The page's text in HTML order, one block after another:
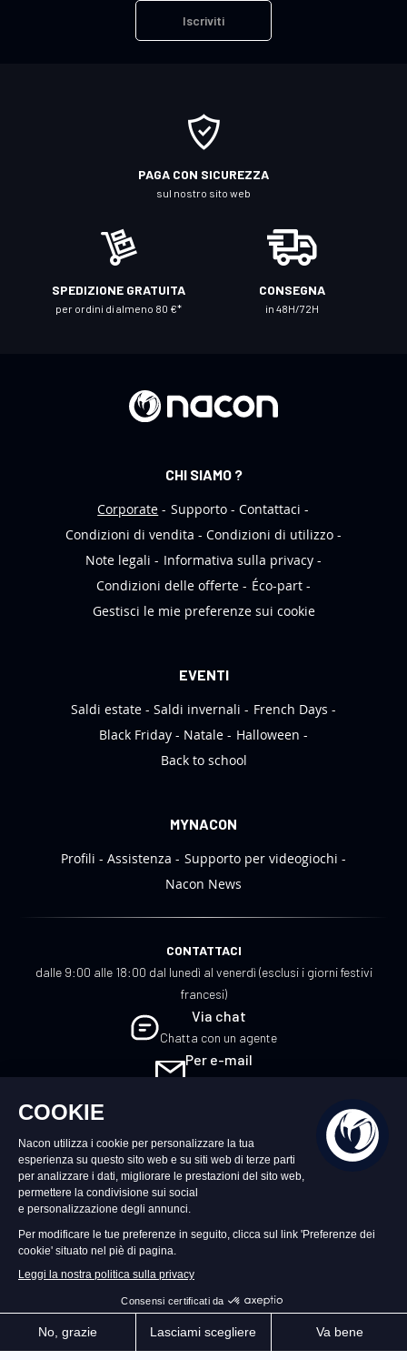
Iscriviti
PAGA CON SICUREZZA
sul nostro sito web
SPEDIZIONE GRATUITA
per ordini di almeno 80 €*
CONSEGNA
in 48H/72H
CHI SIAMO ?
Corporate
Supporto
Contattaci
Condizioni di vendita
Condizioni di utilizzo
Note legali
Informativa sulla privacy
Condizioni delle offerte
Éco-part
Gestisci le mie preferenze sui cookie
EVENTI
Saldi estate
Saldi invernali
French Days
Black Friday
Natale
Halloween
Back to school
MYNACON
Profili
Assistenza
Supporto per videogiochi
Nacon News
CONTATTACI
dalle 9:00 alle 18:00 dal lunedì al venerdì (esclusi i giorni festivi
francesi)
Via chat
Chatta con un agente
Per e-mail
Scrivici
©2026 – Nacon | NACON™ è un marchio